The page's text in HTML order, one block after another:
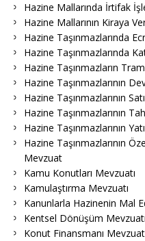
Hazine Mallarında İrtifak
Hazine Mallarının Kiraya
Hazine Taşınmazlarında
Hazine Taşınmazlarında
Hazine Taşınmazların
Hazine Taşınmazlarının
Hazine Taşınmazlarının
Hazine Taşınmazlarının
Hazine Taşınmazlarının
Hazine Taşınmazlarının
Mevzuat
Kamu Konutları Mevzuatı
Kamulaştırma Mevzuatı
Kanunlarla Hazinenin Mal
Kentsel Dönüşüm Mevzuatı
Konut Finansmanı